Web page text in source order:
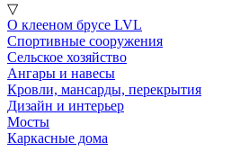
▽
О клееном брусе LVL
Спортивные сооружения
Сельское хозяйство
Ангары и навесы
Кровли, мансарды, перекрытия
Дизайн и интерьер
Мосты
Каркасные дома